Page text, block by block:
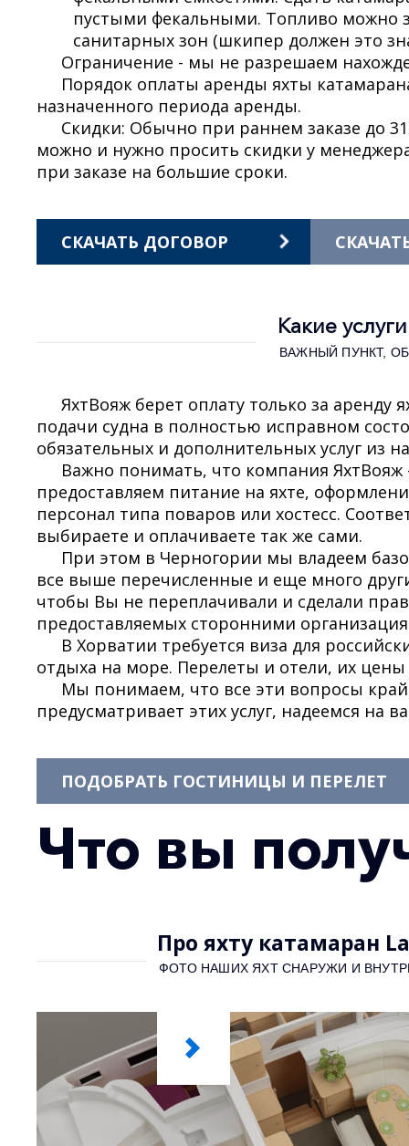
пустыми фекальными. Топливо можно
санитарных зон (шкипер должен это
Ограничение - мы не разрешаем
Порядок оплаты аренды яхты
назначенного периода аренды.
Скидки: Обычно при раннем заказе до
можно и нужно просить скидки у
при заказе на большие сроки.
СКАЧАТЬ ДОГОВОР
Какие
ВАЖНЫЙ ПУНКТ,
ЯхтВояж берет оплату только за аренду
подачи судна в полностью исправном
обязательных и дополнительных услуг из
Важно понимать, что компания
предоставляем питание на яхте,
персонал типа поваров или хостесс.
выбираете и оплачиваете так же сами.
При этом в Черногории мы владеем
все выше перечисленные и еще много
чтобы Вы не переплачивали и сделали
предоставляемых сторонними
В Хорватии требуется виза для
отдыха на море. Перелеты и отели, их
Мы понимаем, что все эти вопросы
предусматривает этих услуг, надеемся на
ПОДОБРАТЬ ГОСТИНИЦЫ И ПЕРЕЛЕТ
Что вы
Про яхту катамаран
ФОТО НАШИХ ЯХТ СНАРУЖИ И